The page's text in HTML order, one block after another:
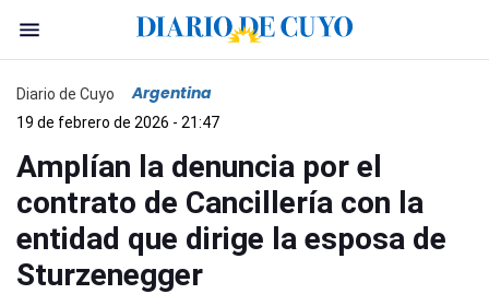
Diario de Cuyo Argentina
19 de febrero de 2026 - 21:47
Amplían la denuncia por el
contrato de Cancillería con la
entidad que dirige la esposa de
Sturzenegger